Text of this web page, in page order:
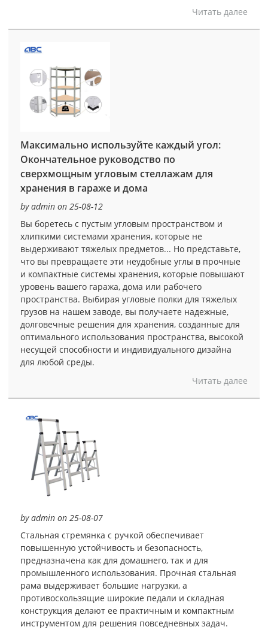
Читать далее
Максимально используйте каждый угол:
Окончательное руководство по
сверхмощным угловым стеллажам для
хранения в гараже и дома
by admin on 25-08-12
Вы боретесь с пустым угловым пространством и
хлипкими системами хранения, которые не
выдерживают тяжелых предметов... Но представьте,
что вы превращаете эти неудобные углы в прочные
и компактные системы хранения, которые повышают
уровень вашего гаража, дома или рабочего
пространства. Выбирая угловые полки для тяжелых
грузов на нашем заводе, вы получаете надежные,
долговечные решения для хранения, созданные для
оптимального использования пространства, высокой
несущей способности и индивидуального дизайна
для любой среды.
Читать далее
by admin on 25-08-07
Стальная стремянка с ручкой обеспечивает
повышенную устойчивость и безопасность,
предназначена как для домашнего, так и для
промышленного использования. Прочная стальная
рама выдерживает большие нагрузки, а
противоскользящие широкие педали и складная
конструкция делают ее практичным и компактным
инструментом для решения повседневных задач.